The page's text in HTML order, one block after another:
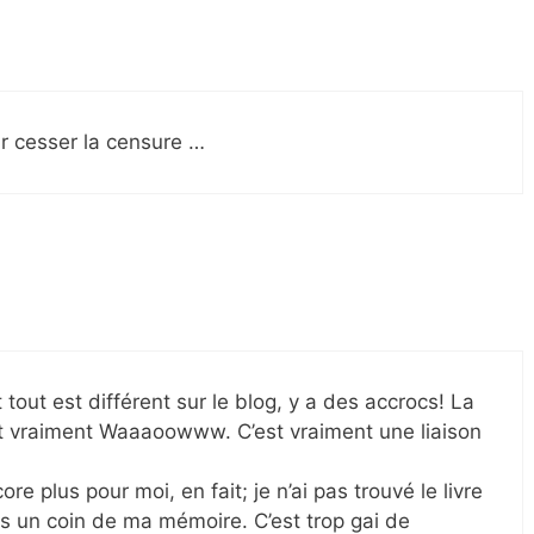
cesser la censure …
est différent sur le blog, y a des accrocs! La
Waaaoowww. C’est vraiment une liaison
plus pour moi, en fait; je n’ai pas trouvé le livre
coin de ma mémoire. C’est trop gai de